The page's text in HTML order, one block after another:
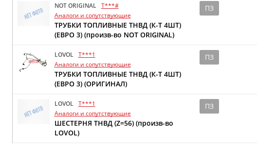
NOT ORIGINAL
T***#
Аналоги и сопутствующие
ТРУБКИ ТОПЛИВНЫЕ ТНВД (К-Т 4ШТ)
(ЕВРО 3) (произв-во NOT ORIGINAL)
ПЗ
LOVOL
T***1
Аналоги и сопутствующие
ТРУБКИ ТОПЛИВНЫЕ ТНВД (К-Т 4ШТ)
(ЕВРО 3) (ОРИГИНАЛ)
ПЗ
LOVOL
T***1
Аналоги и сопутствующие
ШЕСТЕРНЯ ТНВД (Z=56) (произв-во
LOVOL)
ПЗ